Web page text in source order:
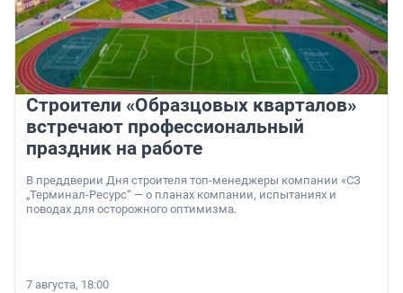
Строители «Образцовых кварталов»
встречают профессиональный
праздник на работе
В преддверии Дня строителя топ-менеджеры компании «СЗ
„Терминал-Ресурс“ — о планах компании, испытаниях и
поводах для осторожного оптимизма.
7 августа, 18:00